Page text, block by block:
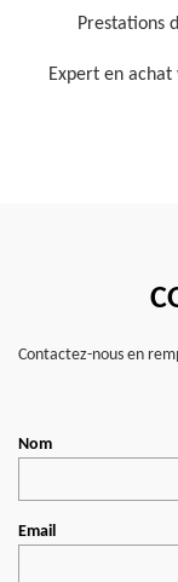
Prestations
Expert en
Contactez-nous en
Nom
Email